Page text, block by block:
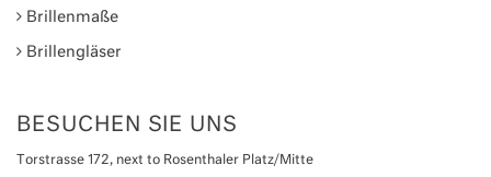
Brillenmaße
Brillengläser
BESUCHEN SIE UNS
Torstrasse 172, next to Rosenthaler Platz/Mitte